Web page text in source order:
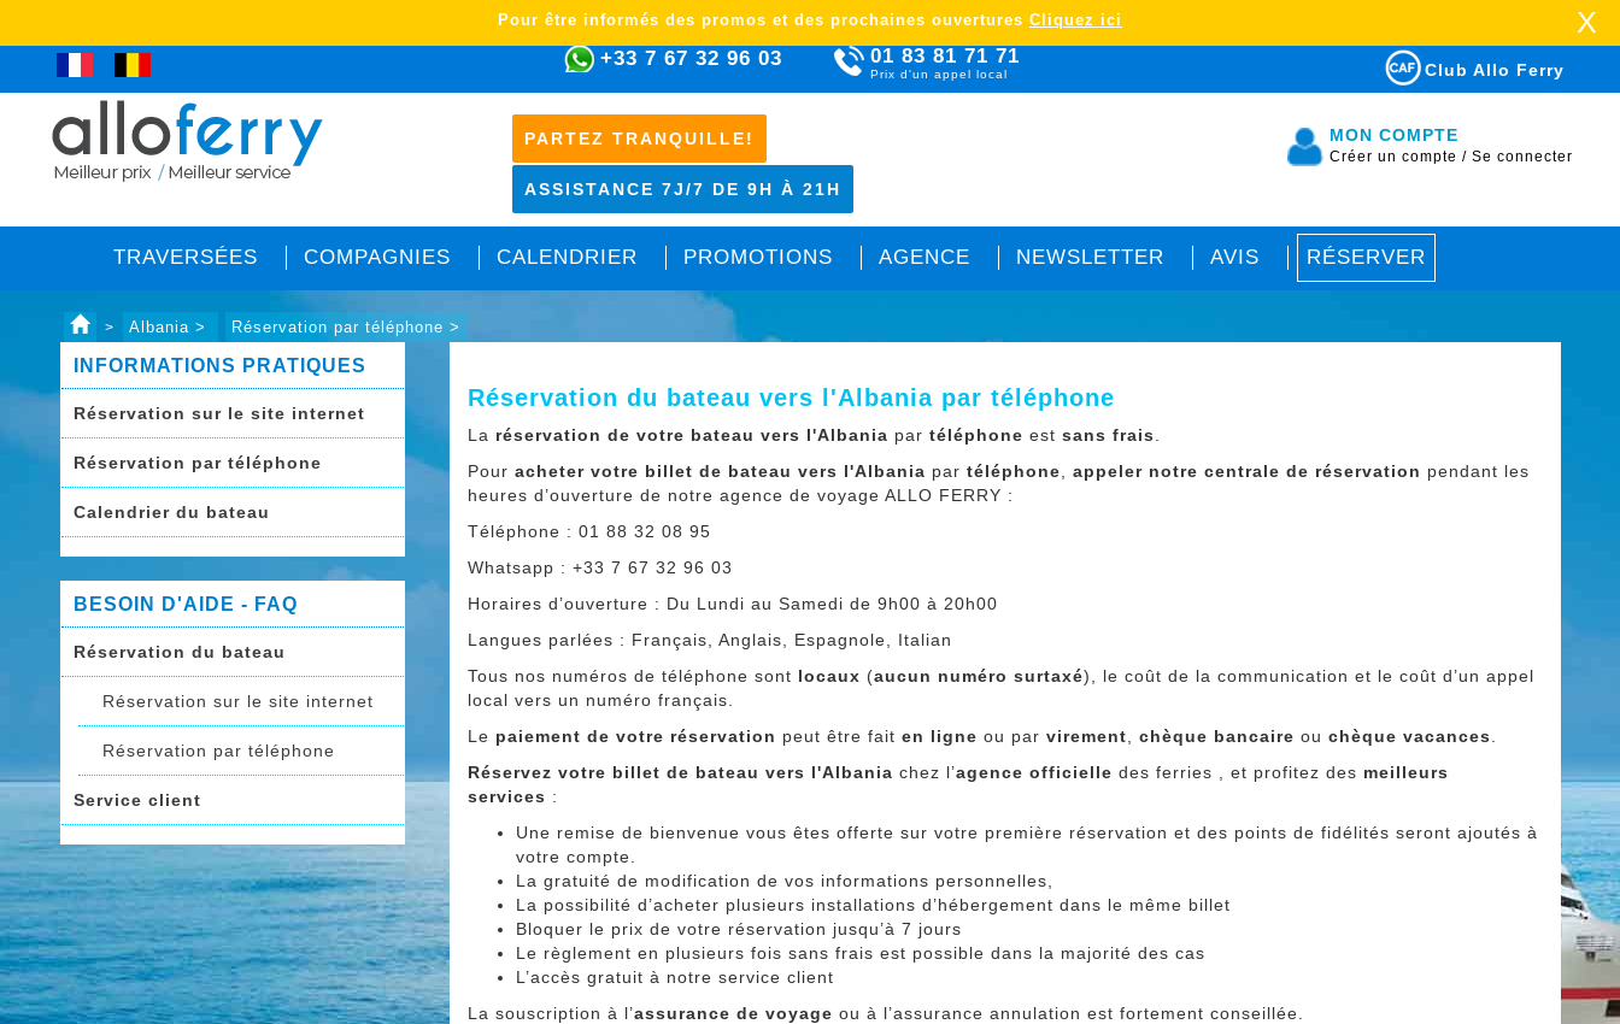
+33 7 67 32 96 03 01 83 81 71 71
Prix d'un appel local Club Allo Ferry
PARTEZ TRANQUILLE!
ASSISTANCE 7J/7 DE 9H À 21H
MON COMPTE
Créer un compte / Se connecter
TRAVERSÉES COMPAGNIES CALENDRIER PROMOTIONS AGENCE NEWSLETTER AVIS RÉSERVER
Pour être informés des promos et des prochaines ouvertures Cliquez ici X
> Albania > Réservation par téléphone >
INFORMATIONS PRATIQUES
Réservation sur le site internet
Réservation par téléphone
Calendrier du bateau
BESOIN D'AIDE - FAQ
Réservation du bateau
Réservation sur le site internet
Réservation par téléphone
Service client
Réservation du bateau vers l'Albania par téléphone
La réservation de votre bateau vers l'Albania partéléphoneestsans frais
Pouracheter votre billet de bateau vers l'Albania partéléphone ,appeler notre centrale de réservation pendant les
heures d’ouverture de notre agence de voyage ALLO FERRY :
Téléphone : 01 88 32 08 95
Whatsapp : +33 7 67 32 96 03
Horaires d’ouverture : Du Lundi au Samedi de 9h00 à 20h00
Langues parlées : Français, Anglais, Espagnole, Italian
Tous nos numéros de téléphone sont locaux (aucun numéro surtaxé), le coût de la communication et le coût d’un appel
local vers un numéro français.
Le paiement de votre réservation peut être faiten ligne ou parvirement ,chèque bancaire ouchèque vacances
Réservez votre billet de bateau vers l'Albania chez l’agence officielledes ferries , et profitez des meilleurs
services :
Une remise de bienvenue vous êtes offerte sur votre première réservation et des points de fidélités seront ajoutés à
votre compte.
La gratuité de modification de vos informations personnelles,
La possibilité d’acheter plusieurs installations d’hébergement dans le même billet
Bloquer le prix de votre réservation jusqu’à 7 jours
Le règlement en plusieurs fois sans frais est possible dans la majorité des cas
L’accès gratuit à notre service client
La souscription à l’assurance de voyage ou à l’assurance annulation est fortement conseillée.